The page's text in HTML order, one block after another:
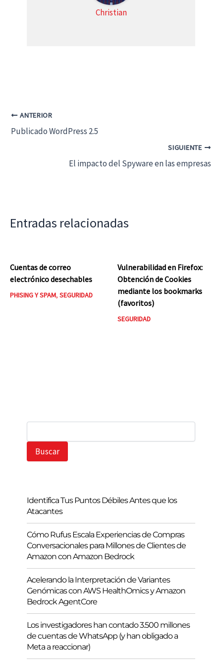
Christian
ANTERIOR
Publicado WordPress 2.5
SIGUIENTE
El impacto del Spyware en las empresas
Entradas relacionadas
Cuentas de correo
electrónico desechables
PHISING Y SPAM, SEGURIDAD
Vulnerabilidad en Firefox:
Obtención de Cookies
mediante los bookmarks
(favoritos)
SEGURIDAD
B
s
Buscar
Identifica Tus Puntos Débiles Antes que los
Atacantes
Cómo Rufus Escala Experiencias de Compras
Conversacionales para Millones de Clientes de
Amazon con Amazon Bedrock
Acelerando la Interpretación de Variantes
Genómicas con AWS HealthOmics y Amazon
Bedrock AgentCore
Los investigadores han contado 3.500 millones
de cuentas de WhatsApp (y han obligado a
Meta a reaccionar)